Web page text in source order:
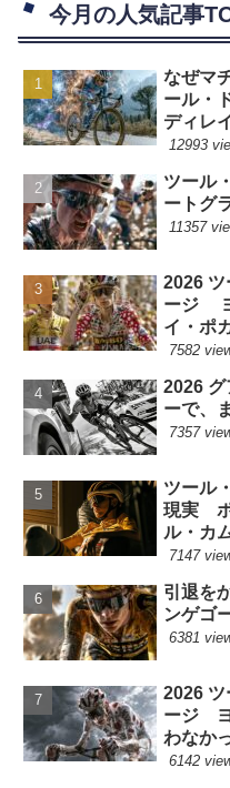
今月の人気記事
なぜマ
ール・
ディレ
12993
ツール
ートグ
11357
2026
ージ
イ・ポ
7582
2026
ーで、
7357
ツール
現実 ポ
ル・カ
7147
引退を
ンゲゴ
6381
2026
ージ ヨ
わなか
6142